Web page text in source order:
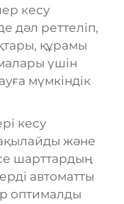
кесу
дәл реттеліп,
құрамы
үшін
мүмкіндік
кесу
және
шарттардың
автоматты
оптималды